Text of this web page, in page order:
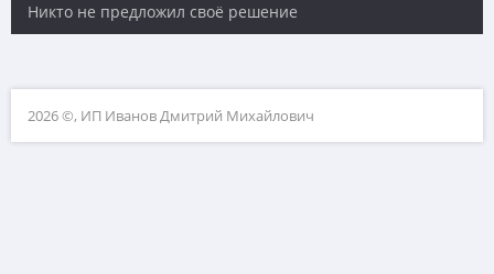
Никто не предложил своё решение
2026 ©, ИП Иванов Дмитрий Михайлович